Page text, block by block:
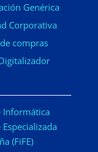
Genérica
Corporativa
compras
Informática
Especializada
(FiFE)